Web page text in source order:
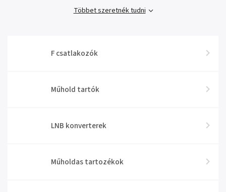
Többet szeretnék tudni
F csatlakozók
Műhold tartók
LNB konverterek
Műholdas tartozékok